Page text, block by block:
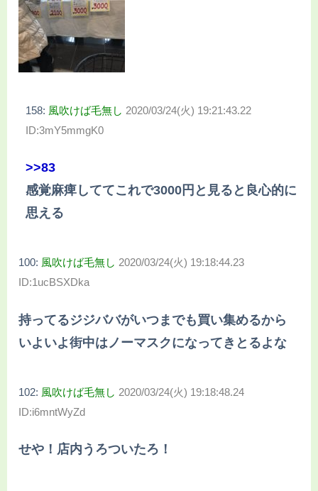
158: 風吹けば毛無し 2020/03/24(火) 19:21:43.22
ID:3mY5mmgK0
>>83
感覚麻痺しててこれで3000円と見ると良心的に
思える
100: 風吹けば毛無し 2020/03/24(火) 19:18:44.23
ID:1ucBSXDka
持ってるジジババがいつまでも買い集めるから
いよいよ街中はノーマスクになってきとるよな
102: 風吹けば毛無し 2020/03/24(火) 19:18:48.24
ID:i6mntWyZd
せや！店内うろついたろ！